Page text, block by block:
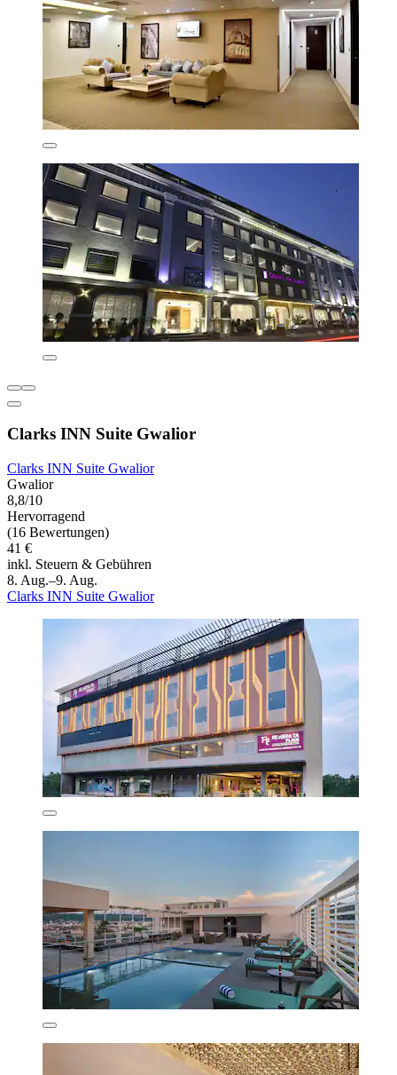
Clarks INN Suite Gwalior
Clarks INN Suite Gwalior
Gwalior
8,8/10
Hervorragend
(16 Bewertungen)
41 €
inkl. Steuern & Gebühren
8. Aug.–9. Aug.
Clarks INN Suite Gwalior